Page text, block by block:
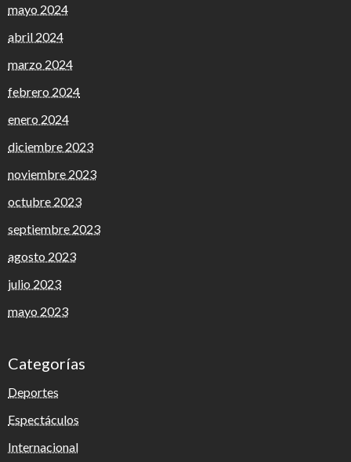
mayo 2024
abril 2024
marzo 2024
febrero 2024
enero 2024
diciembre 2023
noviembre 2023
octubre 2023
septiembre 2023
agosto 2023
julio 2023
mayo 2023
Categorías
Deportes
Espectáculos
Internacional